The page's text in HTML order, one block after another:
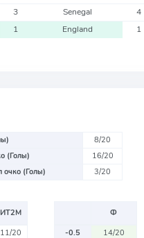
3 Senegal 4
1 England 1
8/20
(Голы)
16/20
очко (Голы)
3/20
ИТ2М
11/20
Ф
-0.5
14/20